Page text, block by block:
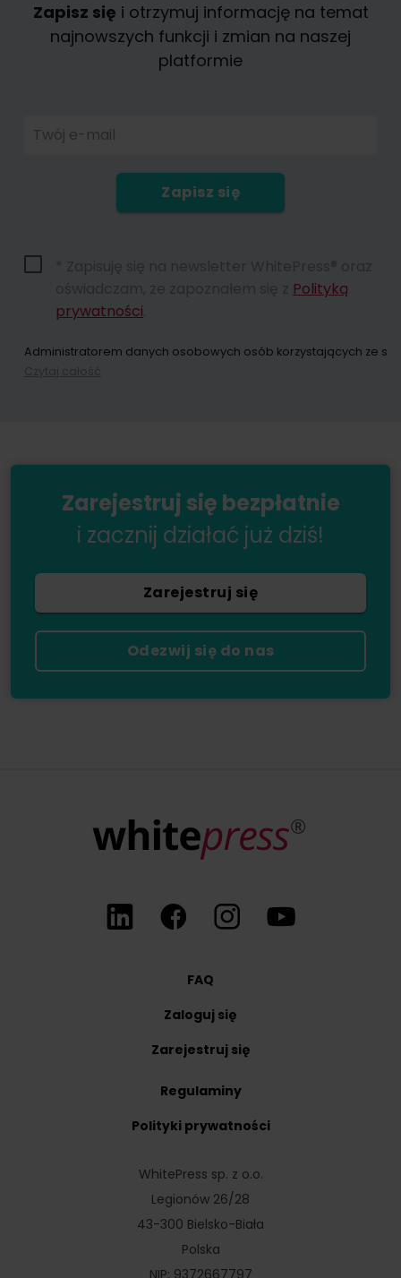
Zapisz się i otrzymuj informację na temat
najnowszych funkcji i zmian na naszej
platformie
Twój e-mail
Zapisz się
Polityką
prywatności
Administratorem danych osobowych osób korzystających ze
Zarejestruj się bezpłatnie
i zacznij działać już dziś!
Zarejestruj się
Odezwij się do nas
FAQ
Zaloguj się
Zarejestruj się
WhitePress sp. z o.o.
Legionów 26/28
43-300 Bielsko-Biała
Polska
Regulaminy
Polityki prywatności